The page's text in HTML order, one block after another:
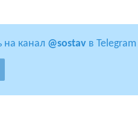
на канал @sostav в Telegram